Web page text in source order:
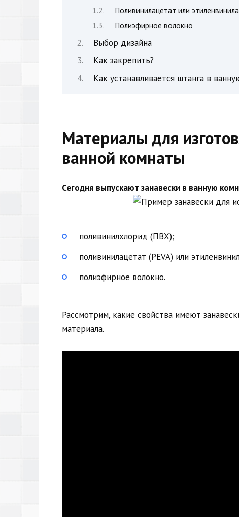
Поливинилацетат или
Полиэфирное волокно
Выбор дизайна
Как закрепить?
Как устанавливается штанга в
Материалы для
ванной комнаты
Сегодня выпускают занавески в ванную
поливинилхлорид (ПВХ);
поливинилацетат (PEVA) или
полиэфирное волокно.
Рассмотрим, какие свойства имеют
материала.